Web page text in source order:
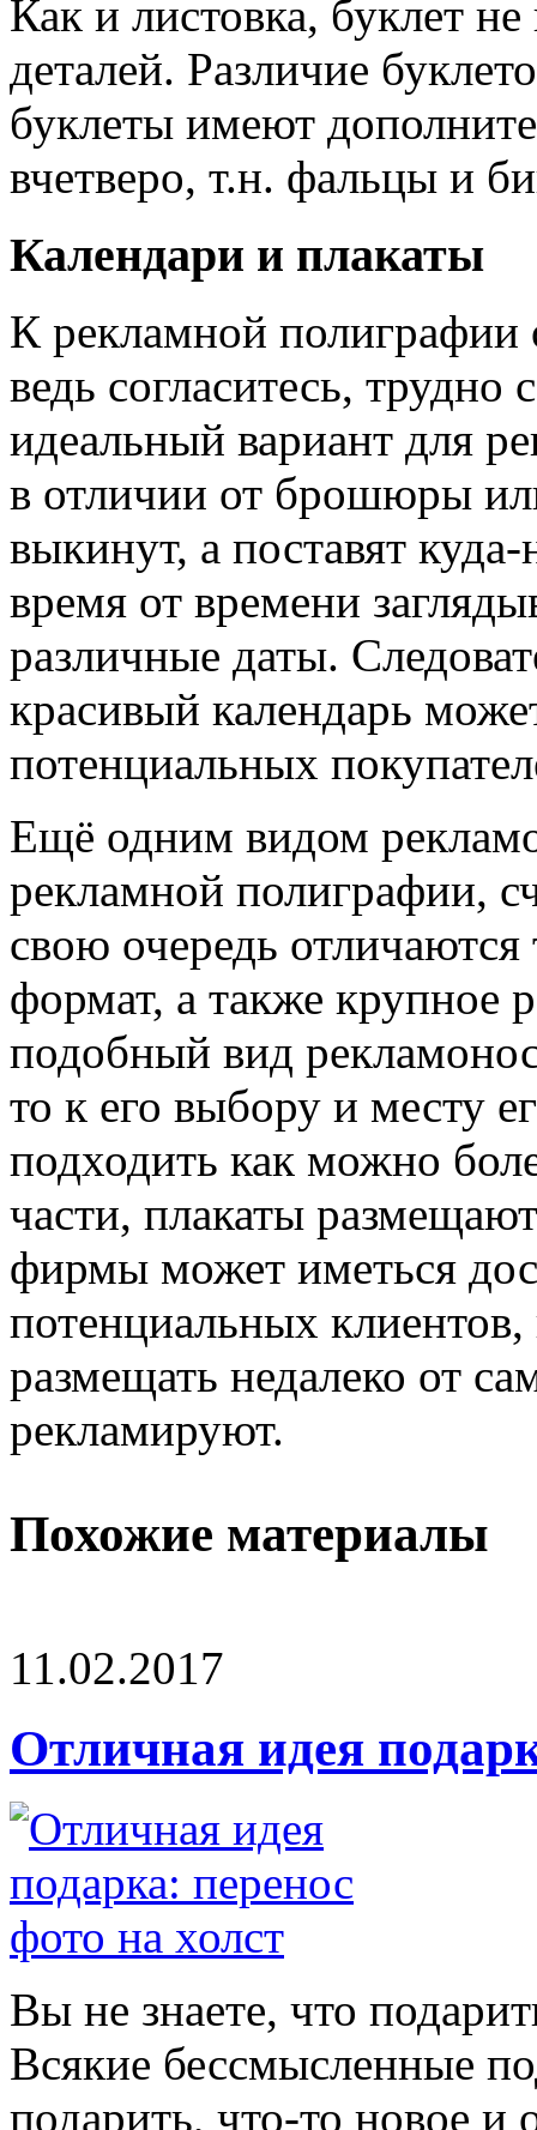
Как и листовка, буклет
деталей. Различие
буклеты имеют
вчетверо, т.н. фальцы и
Календари и плакаты
К рекламной полиграфии
ведь согласитесь, трудно
идеальный вариант для
в отличии от брошюры
выкинут, а поставят
время от времени
различные даты.
красивый календарь
потенциальных
Ещё одним видом
рекламной полиграфии,
свою очередь
формат, а также крупное
подобный вид
то к его выбору и месту
подходить как можно
части, плакаты
фирмы может иметься
потенциальных
размещать недалеко от
рекламируют.
Похожие материалы
11.02.2017
Отличная идея
Вы не знаете, что
Всякие бессмысленные
подарить, что-то новое и